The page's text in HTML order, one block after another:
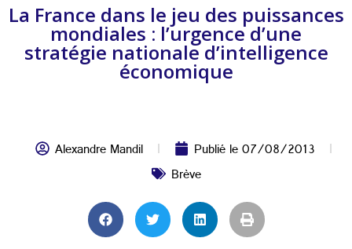
La France dans le jeu des puissances
mondiales : l’urgence d’une
stratégie nationale d’intelligence
économique
Alexandre Mandil Publié le07/08/2013
Brève